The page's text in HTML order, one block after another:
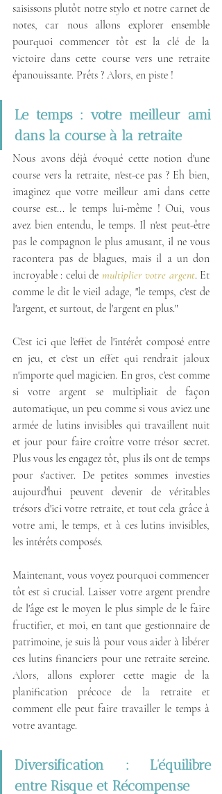
saisissons plutôt notre stylo et notre carnet de
notes, car nous allons explorer ensemble
pourquoi commencer tôt est la clé de la
victoire dans cette course vers une retraite
épanouissante. Prêts ? Alors, en piste !
Le temps : votre meilleur ami
dans la course à la retraite
Nous avons déjà évoqué cette notion d'une
course vers la retraite, n'est-ce pas ? Eh bien,
imaginez que votre meilleur ami dans cette
course est... le temps lui-même ! Oui, vous
avez bien entendu, le temps. Il n'est peut-être
pas le compagnon le plus amusant, il ne vous
racontera pas de blagues, mais il a un don
incroyable : celui de multiplier votre argent. Et
comme le dit le vieil adage, "le temps, c'est de
l'argent, et surtout, de l'argent en plus."
C'est ici que l'effet de l'intérêt composé entre
en jeu, et c'est un effet qui rendrait jaloux
n'importe quel magicien. En gros, c'est comme
si votre argent se multipliait de façon
automatique, un peu comme si vous aviez une
armée de lutins invisibles qui travaillent nuit
et jour pour faire croître votre trésor secret.
Plus vous les engagez tôt, plus ils ont de temps
pour s'activer. De petites sommes investies
aujourd'hui peuvent devenir de véritables
trésors d'ici votre retraite, et tout cela grâce à
votre ami, le temps, et à ces lutins invisibles,
les intérêts composés.
Maintenant, vous voyez pourquoi commencer
tôt est si crucial. Laisser votre argent prendre
de l'âge est le moyen le plus simple de le faire
fructifier, et moi, en tant que gestionnaire de
patrimoine, je suis là pour vous aider à libérer
ces lutins financiers pour une retraite sereine.
Alors, allons explorer cette magie de la
planification précoce de la retraite et
comment elle peut faire travailler le temps à
votre avantage.
Diversification : L'équilibre
entre Risque et Récompense